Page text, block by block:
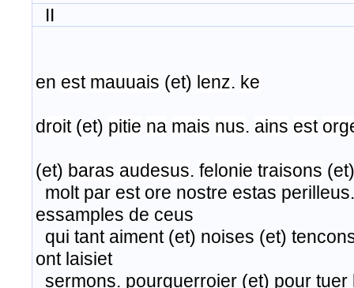
II
en est mauuais (et) lenz. ke
droit(et) pitie na mais nus. ains est
(et) baras audesus. felonie traisons (et)
molt par est ore nostre estas
essamples de ceus
qui tant aiment (et) noises (et)
ont laisiet
sermons. pourguerroier (et) pour